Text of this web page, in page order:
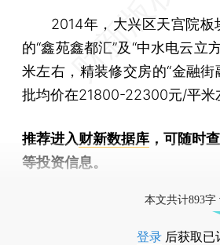
2014年，大兴区天宫院板
的“鑫苑鑫都汇”及“中水电云
米左右，精装修交房的“金融街
批均价在21800-22300元/平米
推荐进入财新数据库 ，可随时
等投资信息。
本文共计893
登录 后获取已